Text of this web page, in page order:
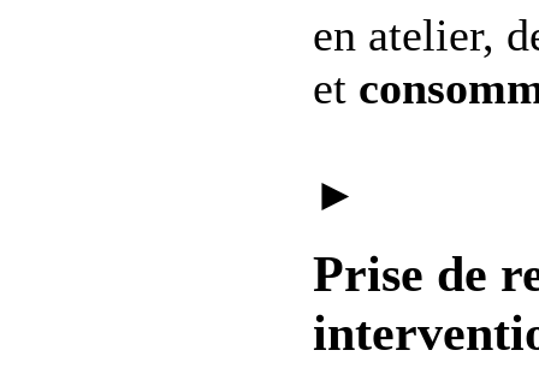
en atelier,
et
►
Prise de